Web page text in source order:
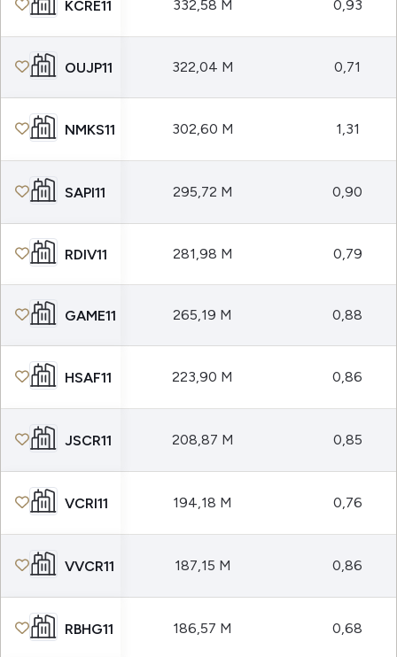
KCRE11 332,58 M 0,93
OUJP11 322,04 M 0,71
NMKS11 302,60 M 1,31
SAPI11 295,72 M 0,90
RDIV11 281,98 M 0,79
GAME11 265,19 M 0,88
HSAF11 223,90 M 0,86
JSCR11 208,87 M 0,85
VCRI11 194,18 M 0,76
VVCR11 187,15 M 0,86
RBHG11 186,57 M 0,68